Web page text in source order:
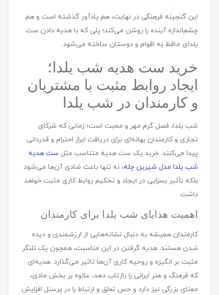
این گنجینه فرهنگی در نهایت، هم یادآور گذشته است و هم
چشم‌اندازه آینده را روشن می‌کند؛ پلی که با هدیه دادن ست
یلدای حافظ به اقوام و دوستان ساخته می‌شود.
خرید ست هديه شب یلدا؛
ایجاد روابط مثبت با مشتریان
و کارمندان در شب یلدا
شب یلدا، فصل گرم مهر و محبت است؛ زمانی که شرکای
تجاری و کارمندان بهانه‌ای برای دریافت ابراز احترام و قدردانی
پیدا می‌کنند. خرید یک ست هدیه متناسب مثل ست هديه
شب یلدا مدل شیرین چله، نه تنها باعث شادی آن‌ها می‌شود
بلکه تأثیر بسزایی در ایجاد و تحکیم روابط کاری مثبت خواهد
داشت.
اهمیت هدایای شب یلدا برای کارمندان
کارمندان همیشه به دنبال نشانه‌هایی از ارزشمندی و دیده
شدن هستند. هدیه گرفتن در این مناسبت، همچون یک تلنگر
مثبت بر انگیزه و روحیه کاری آن‌ها تاثیر می‌گذارد. هدیه‌ای
که فرهنگ و هنر ایرانی را بازتاب دهد، علاوه بر بخش مادی،
معنای بزرگی نیز دارد و حس تعلق و ارتباط را در پرسنل افزایش